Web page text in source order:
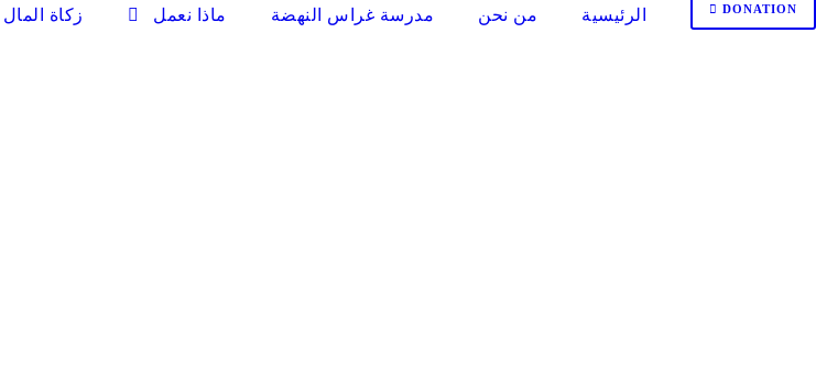
الرئيسية من نحن مدرسة غراس النهضة ماذا نعمل زكاة المال DONATION